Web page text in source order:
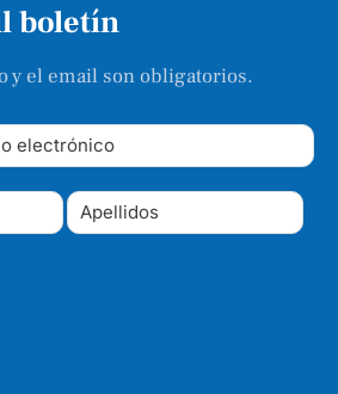
boletín
y el email son obligatorios.